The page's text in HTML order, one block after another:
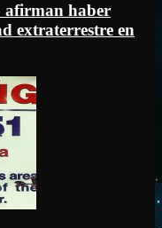
afirman haber
extraterrestre en